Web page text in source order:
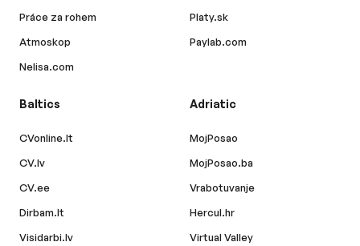
Práce za rohem
Atmoskop
Nelisa.com
Platy.sk
Paylab.com
Baltics
CVonline.lt
CV.lv
CV.ee
Dirbam.lt
Visidarbi.lv
Adriatic
MojPosao
MojPosao.ba
Vrabotuvanje
Hercul.hr
Virtual Valley